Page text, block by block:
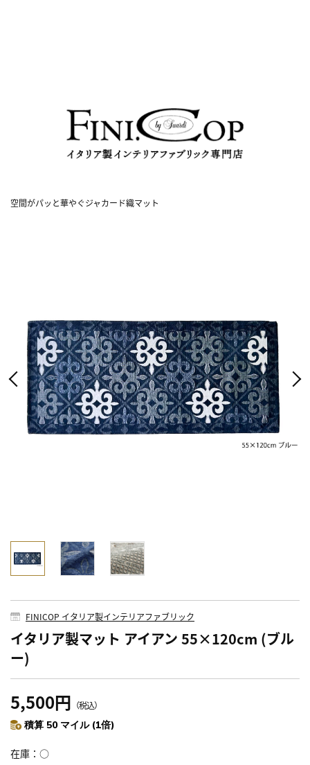
空間がパッと華やぐジャカード織マット
FINICOP イタリア製インテリアファブリック
イタリア製マット アイアン 55×120cm (ブル
ー)
5,500円 （税込）
積算 50 マイル (1倍)
在庫 ○